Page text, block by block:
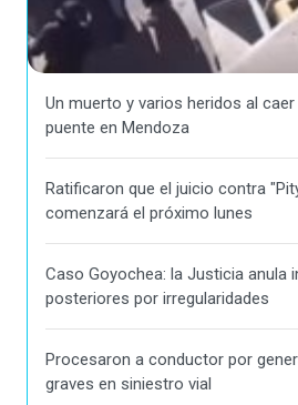
Un muerto y varios heridos al
puente en Mendoza
Ratificaron que el juicio contra
comenzará el próximo lunes
Caso Goyochea: la Justicia anula
posteriores por irregularidades
Procesaron a conductor por
graves en siniestro vial